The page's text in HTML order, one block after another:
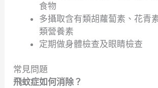
食物
多攝取含有類胡蘿蔔素、花青
類營養素
定期做身體檢查及眼睛檢查
常見問題
飛蚊症如何消除？